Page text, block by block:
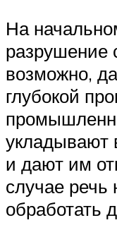
На
разрушение
возможно,
глубокой
укладывают
и дают им
случае речь
обработать